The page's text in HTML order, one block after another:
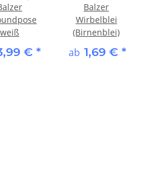
weiß
€ *
Balzer
Wirbelblei
(Birnenblei)
ab 1,69 € *